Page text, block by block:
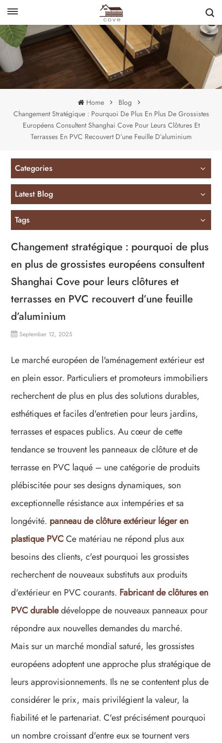
English
français
Home
Blog
Changement Stratégique : Pourquoi De Plus En Plus De Grossistes
Européens Consultent Shanghai Cove Pour Leurs Clôtures Et
Terrasses En PVC Recouvert D’une Feuille D’aluminium
Categories
Latest Blog
Tags
Changement stratégique : pourquoi de plus
en plus de grossistes européens consultent
Shanghai Cove pour leurs clôtures et
terrasses en PVC recouvert d’une feuille
d’aluminium
September 12, 2025
Le marché européen de l'aménagement extérieur est
en plein essor. Particuliers et promoteurs immobiliers
recherchent de plus en plus des solutions durables,
esthétiques et faciles d'entretien pour leurs jardins,
terrasses et espaces publics. Au cœur de cette
tendance se trouvent les panneaux de clôture et de
terrasse en PVC laqué – une catégorie de produits
plébiscitée pour ses designs dynamiques, son
exceptionnelle résistance aux intempéries et sa
longévité. panneau de clôture extérieur léger en
plastique PVCCe matériau ne répond plus aux
besoins des clients, c'est pourquoi les grossistes
recherchent de nouveaux substituts aux produits
d'extérieur en PVC courants. Fabricant de clôtures en
PVC durabledéveloppe de nouveaux panneaux pour
répondre aux nouvelles demandes du marché.
Mais sur un marché mondial saturé, les grossistes
européens adoptent une approche plus stratégique de
leurs approvisionnements. Ils ne se contentent plus de
considérer le prix, mais privilégient la valeur, la
fiabilité et le partenariat. C'est précisément pourquoi
un nombre croissant d'entre eux se tournent vers